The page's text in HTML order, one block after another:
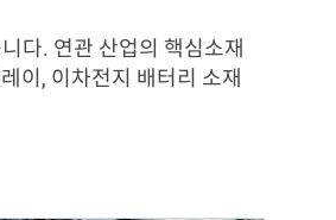
다. 연관 산업의 핵심소재
이, 이차전지 배터리 소재